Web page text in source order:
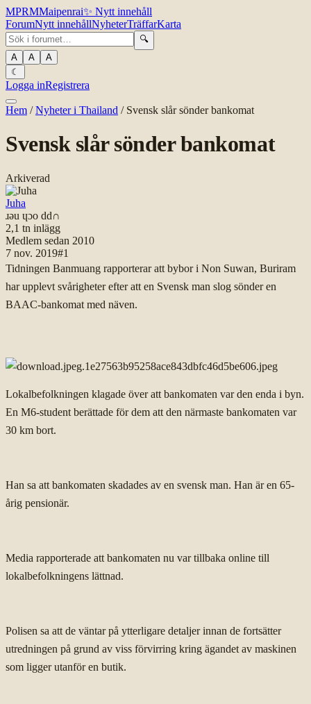
MPRMMaipenrai✨ Nytt innehåll
ForumNytt innehållNyheterTräffarKarta
🔍
A
A
A
☾
Logga inRegistrera
Hem /Nyheter i Thailand / Svensk slår sönder bankomat
Svensk slår sönder bankomat
Arkiverad
Juha
ɹǝu ɥɔo dd∩
2,1 tn inlägg
Medlem sedan 2010
7 nov. 2019#1
Tidningen Banmuang rapporterar att bybor i Non Suwan, Buriram
har upplevt svårigheter efter att en Svensk man slog sönder en
BAAC-bankomat med näven.
Lokalbefolkningen klagade över att bankomaten var den enda i byn.
En M6-student berättade för dem att den närmaste bankomaten var
30 km bort.
Han sa att bankomaten skadades av en svensk man. Han är en 65-
årig pensionär.
Media rapporterade att bankomaten nu var tillbaka online till
lokalbefolkningens lättnad.
Polisen sa att de väntar på ytterligare detaljer innan de fortsätter
utredningen på grund av viss förvirring kring ägandet av maskinen
som ligger utanför en butik.